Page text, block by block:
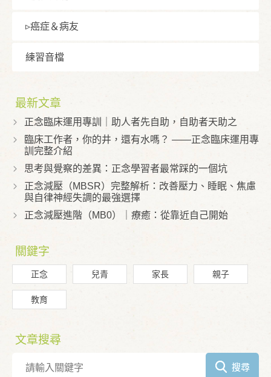
▹癌症＆病友
練習⾳檔
最新文章
正念臨床運用專訓｜助人者先自助，自助者天助之
臨床工作者，你的井，還有水嗎？ ——正念臨床運用專
訓完整介紹
思考與覺察的差異：正念學習者最常踩的一個坑
正念減壓（MBSR）完整解析：改善壓力、睡眠、焦慮
與自律神經失調的最強選擇
正念減壓進階（MB0）｜療癒：從靠近自己開始
關鍵字
正念 兒青 家長 親子
教育
文章搜尋
搜尋